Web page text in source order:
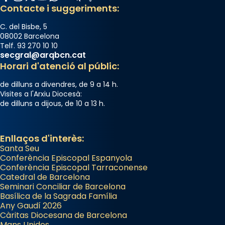
Contacte i suggeriments:
C. del Bisbe, 5
08002 Barcelona
Telf. 93 270 10 10
secgral@arqbcn.cat
Horari d'atenció al públic:
de dilluns a divendres, de 9 a 14 h.
Visites a l'Arxiu Diocesà:
de dilluns a dijous, de 10 a 13 h.
Enllaços d'interès:
Santa Seu
Conferència Episcopal Espanyola
Conferència Episcopal Tarraconense
Catedral de Barcelona
Seminari Conciliar de Barcelona
Basílica de la Sagrada Família
Any Gaudí 2026
Càritas Diocesana de Barcelona